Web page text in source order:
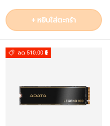
+ หยิบใส่ตะกร้า
ลด 510.00 ฿